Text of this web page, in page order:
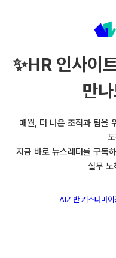
✨HR 인사이
만
매월, 더 나은 조직과 팀을
지금 바로 뉴스레터를 구독
실무 노
AI기반 커스터마